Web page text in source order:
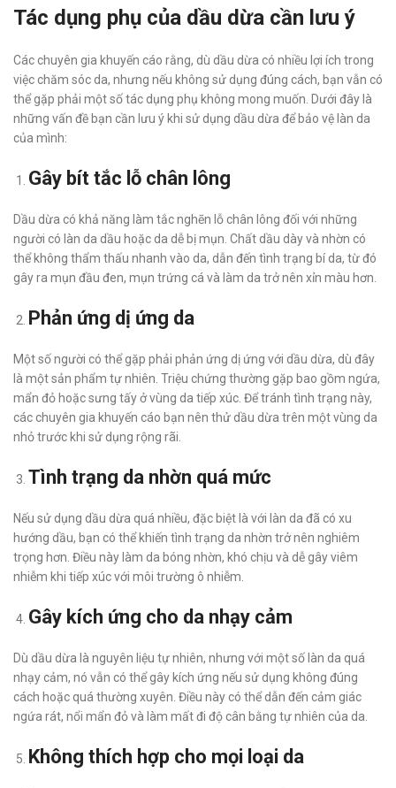
Tác dụng phụ của dầu dừa cần lưu ý
Các chuyên gia khuyến cáo rằng, dù dầu dừa có nhiều lợi ích trong
việc chăm sóc da, nhưng nếu không sử dụng đúng cách, bạn vẫn có
thể gặp phải một số tác dụng phụ không mong muốn. Dưới đây là
những vấn đề bạn cần lưu ý khi sử dụng dầu dừa để bảo vệ làn da
của mình:
Gây bít tắc lỗ chân lông
Dầu dừa có khả năng làm tắc nghẽn lỗ chân lông đối với những
người có làn da dầu hoặc da dễ bị mụn. Chất dầu dày và nhờn có
thể không thẩm thấu nhanh vào da, dẫn đến tình trạng bí da, từ đó
gây ra mụn đầu đen, mụn trứng cá và làm da trở nên xỉn màu hơn.
Phản ứng dị ứng da
Một số người có thể gặp phải phản ứng dị ứng với dầu dừa, dù đây
là một sản phẩm tự nhiên. Triệu chứng thường gặp bao gồm ngứa,
mẩn đỏ hoặc sưng tấy ở vùng da tiếp xúc. Để tránh tình trạng này,
các chuyên gia khuyến cáo bạn nên thử dầu dừa trên một vùng da
nhỏ trước khi sử dụng rộng rãi.
Tình trạng da nhờn quá mức
Nếu sử dụng dầu dừa quá nhiều, đặc biệt là với làn da đã có xu
hướng dầu, bạn có thể khiến tình trạng da nhờn trở nên nghiêm
trọng hơn. Điều này làm da bóng nhờn, khó chịu và dễ gây viêm
nhiễm khi tiếp xúc với môi trường ô nhiễm.
Gây kích ứng cho da nhạy cảm
Dù dầu dừa là nguyên liệu tự nhiên, nhưng với một số làn da quá
nhạy cảm, nó vẫn có thể gây kích ứng nếu sử dụng không đúng
cách hoặc quá thường xuyên. Điều này có thể dẫn đến cảm giác
ngứa rát, nổi mẩn đỏ và làm mất đi độ cân bằng tự nhiên của da.
Không thích hợp cho mọi loại da